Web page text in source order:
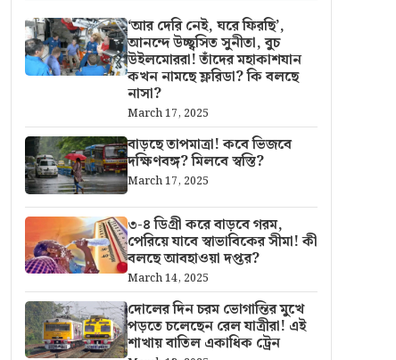
‘আর দেরি নেই, ঘরে ফিরছি’,
আনন্দে উচ্ছ্বসিত সুনীতা, বুচ
উইলমোররা! তাঁদের মহাকাশযান
কখন নামছে ফ্লরিডা? কি বলছে
নাসা?
March 17, 2025
বাড়ছে তাপমাত্রা! কবে ভিজবে
দক্ষিণবঙ্গ? মিলবে স্বস্তি?
March 17, 2025
৩-৪ ডিগ্রী করে বাড়বে গরম,
পেরিয়ে যাবে স্বাভাবিকের সীমা! কী
বলছে আবহাওয়া দপ্তর?
March 14, 2025
দোলের দিন চরম ভোগান্তির মুখে
পড়তে চলেছেন রেল যাত্রীরা! এই
শাখায় বাতিল একাধিক ট্রেন